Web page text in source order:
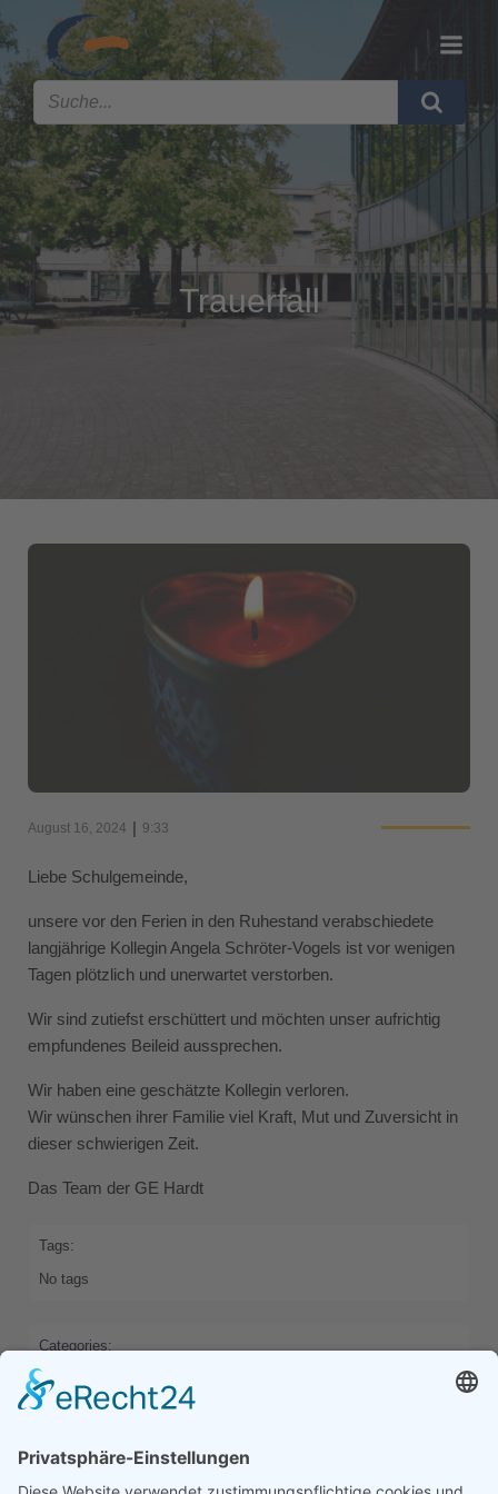
Trauerfall
August 16, 2024 | 9:33
Liebe Schulgemeinde,
unsere vor den Ferien in den Ruhestand verabschiedete
langjährige Kollegin Angela Schröter-Vogels ist vor wenigen
Tagen plötzlich und unerwartet verstorben.
Wir sind zutiefst erschüttert und möchten unser aufrichtig
empfundenes Beileid aussprechen.
Wir haben eine geschätzte Kollegin verloren.
Wir wünschen ihrer Familie viel Kraft, Mut und Zuversicht in
dieser schwierigen Zeit.
Das Team der GE Hardt
Tags:
No tags
Categories:
HOME
Previous